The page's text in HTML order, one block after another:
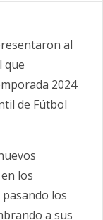
al
que
2024
de Fútbol
los
los
a sus